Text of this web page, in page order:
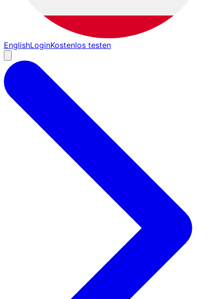
EnglishLoginKostenlos testen